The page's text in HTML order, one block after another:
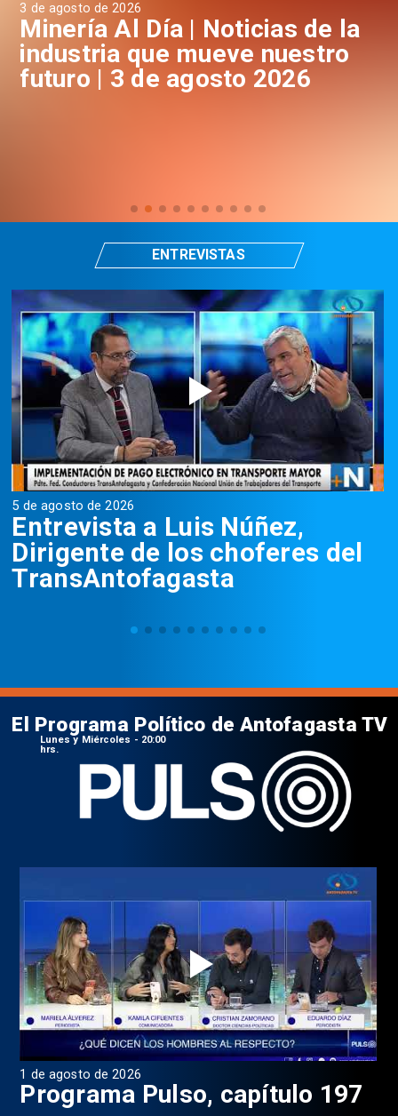
3 de agosto de 2026
Minería Al Día | Noticias de la
industria que mueve nuestro
futuro | 3 de agosto 2026
5 de agosto de 2026
Entrevista a Luis Núñez,
Dirigente de los choferes del
TransAntofagasta
ENTREVISTAS
1 de agosto de 2026
Programa Pulso, capítulo 197
El Programa Político de Antofagasta TV
Lunes y Miércoles - 20:00
hrs.